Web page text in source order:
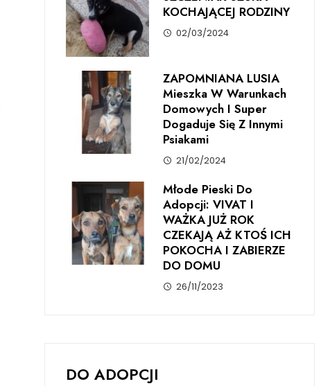
KOCHAJĄCEJ RODZINY
02/03/2024
ZAPOMNIANA LUSIA
Mieszka W Warunkach
Domowych I Super
Dogaduje Się Z Innymi
Psiakami
21/02/2024
Młode Pieski Do
Adopcji: VIVAT I
WAŻKA JUŻ ROK
CZEKAJĄ AŻ KTOŚ ICH
POKOCHA I ZABIERZE
DO DOMU
26/11/2023
DO ADOPCJI